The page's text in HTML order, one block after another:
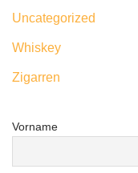
Uncategorized
Whiskey
Zigarren
Vorname